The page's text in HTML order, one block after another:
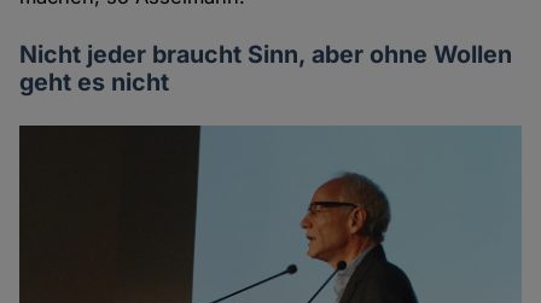
Nicht jeder braucht Sinn, aber ohne Wollen
geht es nicht